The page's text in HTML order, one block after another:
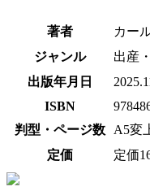
著者
カー
ジャンル
出産
出版年月日
ISBN
判型・ページ数
A5変
定価
定価